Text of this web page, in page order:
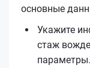
основные
Укажите
стаж
параметры.